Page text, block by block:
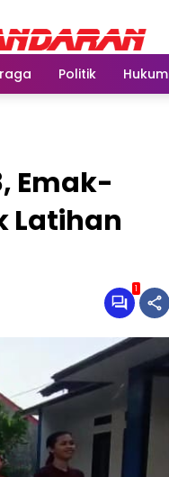
Politik Hukum
Emak-
Latihan
1